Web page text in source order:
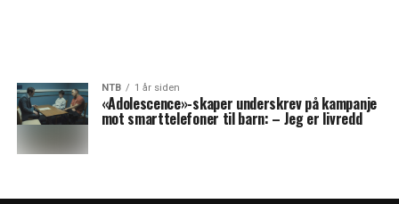
NTB 1 år siden
«Adolescence»-skaper underskrev på kampanje
mot smarttelefoner til barn: – Jeg er livredd